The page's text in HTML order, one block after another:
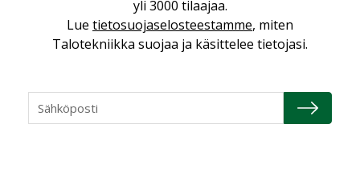
Miten varmistetaan EPD-dokumenteista
saatavien tietojen vertailukelpoisuus?
Vesi- ja viemärimitoittaminen on
jämähtänyt ajassa paikalleen
MIELIPIDE
yli 3000 tilaajaa.
Lue tietosuojaselosteestamme, miten
Talotekniikka suojaa ja käsittelee tietojasi.